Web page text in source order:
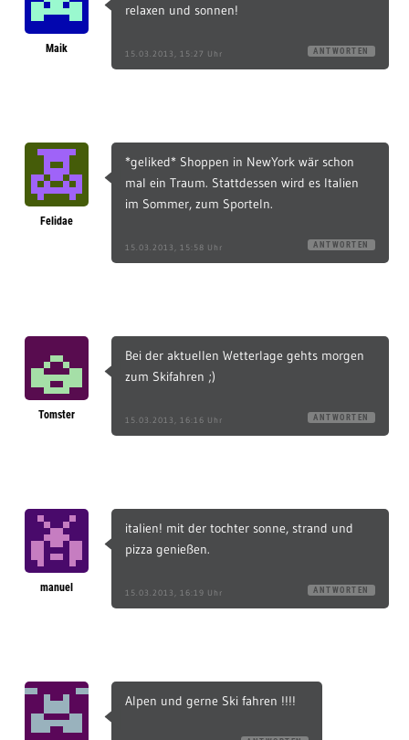
Maik
relaxen und sonnen!
15.03.2013, 15:27 Uhr ANTWORTEN
Felidae
*geliked* Shoppen in NewYork wär schon
mal ein Traum. Stattdessen wird es Italien
im Sommer, zum Sporteln.
15.03.2013, 15:58 Uhr ANTWORTEN
Tomster
Bei der aktuellen Wetterlage gehts morgen
zum Skifahren ;)
15.03.2013, 16:16 Uhr ANTWORTEN
manuel
italien! mit der tochter sonne, strand und
pizza genießen.
15.03.2013, 16:19 Uhr ANTWORTEN
Alpen und gerne Ski fahren !!!!